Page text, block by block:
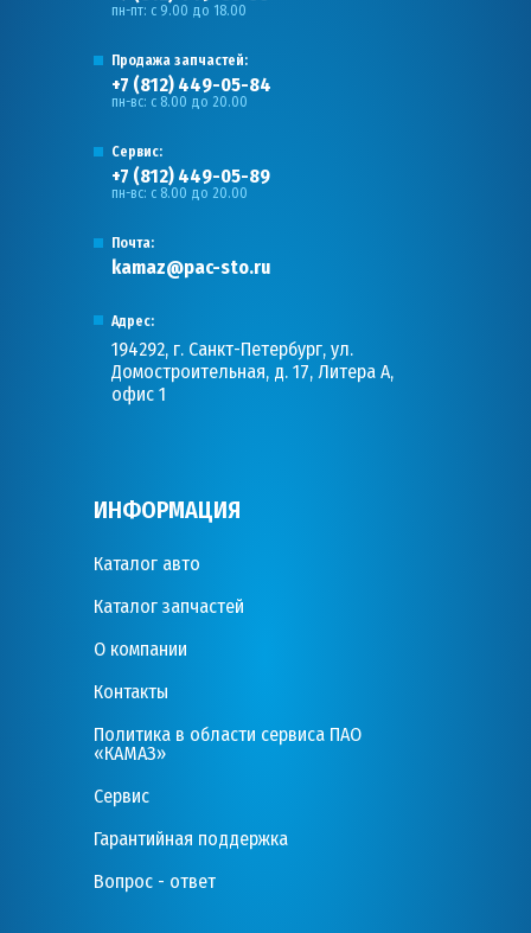
пн-пт: с 9.00 до 18.00
Продажа запчастей:
+7 (812) 449-05-84
пн-вс: с 8.00 до 20.00
Сервис:
+7 (812) 449-05-89
пн-вс: с 8.00 до 20.00
Почта:
kamaz@pac-sto.ru
Адрес:
194292, г. Санкт-Петербург, ул.
Домостроительная, д. 17, Литера А,
офис 1
ИНФОРМАЦИЯ
Каталог авто
Каталог запчастей
О компании
Контакты
Политика в области сервиса ПАО
«КАМАЗ»
Сервис
Гарантийная поддержка
Вопрос - ответ